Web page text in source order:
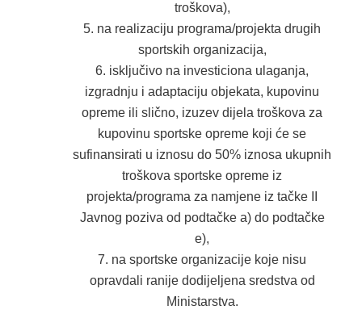
troškova),
na realizaciju programa/projekta drugih
sportskih organizacija,
isključivo na investiciona ulaganja,
izgradnju i adaptaciju objekata, kupovinu
opreme ili slično, izuzev dijela troškova za
kupovinu sportske opreme koji će se
sufinansirati u iznosu do 50% iznosa ukupnih
troškova sportske opreme iz
projekta/programa za namjene iz tačke II
Javnog poziva od podtačke a) do podtačke
e),
na sportske organizacije koje nisu
opravdali ranije dodijeljena sredstva od
Ministarstva.